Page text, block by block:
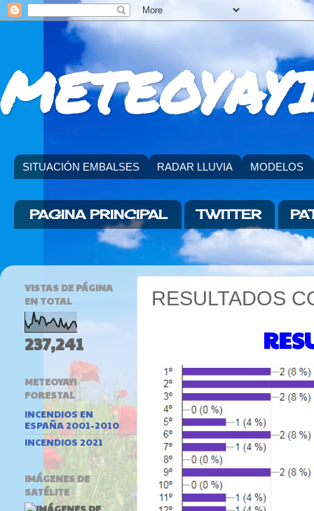
SITUACIÓN EMBALSES RADAR LLUVIA MODELOS
PAGINA PRINCIPAL TWITTER
RESULTADOS
VISTAS DE PÁGINA
EN TOTAL
237,241
METEOYAYI
FORESTAL
INCENDIOS EN
ESPAÑA 2001-2010
INCENDIOS 2021
IMÁGENES DE
SATÉLITE